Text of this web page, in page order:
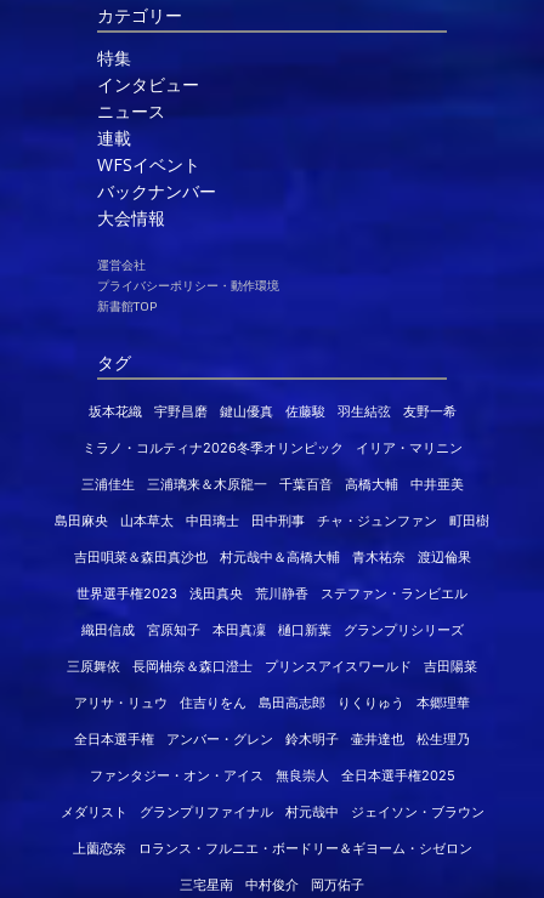
カテゴリー
特集
インタビュー
ニュース
連載
WFSイベント
バックナンバー
大会情報
運営会社
プライバシーポリシー・動作環境
新書館TOP
タグ
坂本花織 宇野昌磨 鍵山優真 佐藤駿 羽生結弦 友野一希
ミラノ・コルティナ2026冬季オリンピック イリア・マリニン
三浦佳生 三浦璃来＆木原龍一 千葉百音 高橋大輔 中井亜美
島田麻央 山本草太 中田璃士 田中刑事 チャ・ジュンファン 町田樹
吉田唄菜＆森田真沙也 村元哉中＆高橋大輔 青木祐奈 渡辺倫果
世界選手権2023 浅田真央 荒川静香 ステファン・ランビエル
織田信成 宮原知子 本田真凜 樋口新葉 グランプリシリーズ
三原舞依 長岡柚奈＆森口澄士 プリンスアイスワールド 吉田陽菜
アリサ・リュウ 住吉りをん 島田高志郎 りくりゅう 本郷理華
全日本選手権 アンバー・グレン 鈴木明子 壷井達也 松生理乃
ファンタジー・オン・アイス 無良崇人 全日本選手権2025
メダリスト グランプリファイナル 村元哉中 ジェイソン・ブラウン
上薗恋奈 ロランス・フルニエ・ボードリー＆ギヨーム・シゼロン
三宅星南 中村俊介 岡万佑子